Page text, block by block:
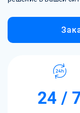
24 /